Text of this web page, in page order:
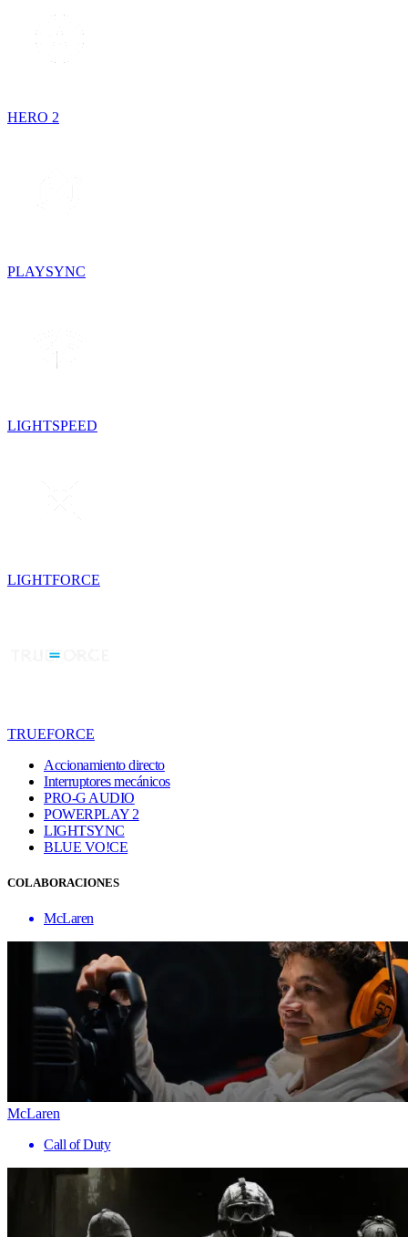
HERO 2
PLAYSYNC
LIGHTSPEED
LIGHTFORCE
TRUEFORCE
Accionamiento directo
Interruptores mecánicos
PRO-G AUDIO
POWERPLAY 2
LIGHTSYNC
BLUE VO!CE
COLABORACIONES
McLaren
McLaren
Call of Duty